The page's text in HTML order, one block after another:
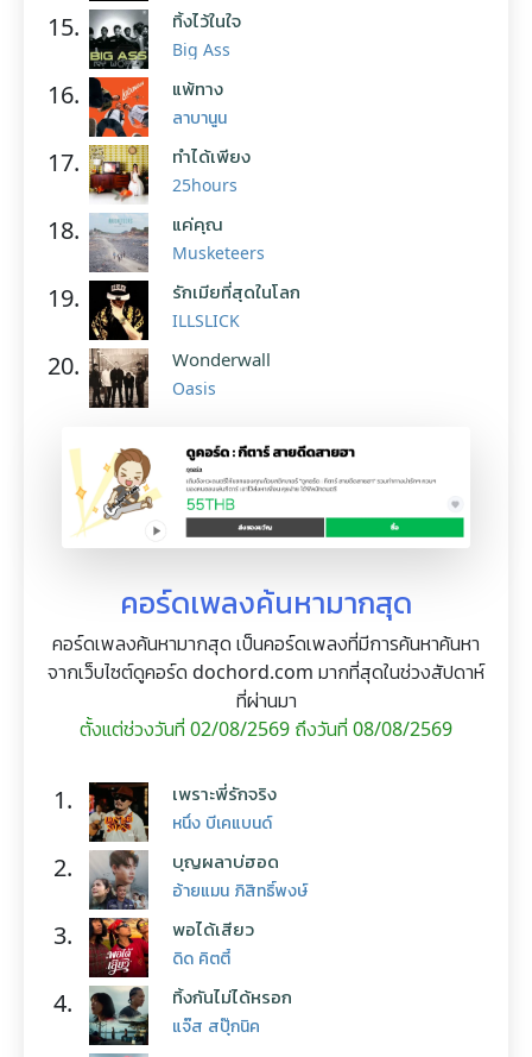
15. ทิ้งไว้ในใจ
Big Ass
16. แพ้ทาง
ลาบานูน
17. ทำได้เพียง
25hours
18. แค่คุณ
Musketeers
19. รักเมียที่สุดในโลก
ILLSLICK
20. Wonderwall
Oasis
คอร์ดเพลงค้นหามากสุด
คอร์ดเพลงค้นหามากสุด เป็นคอร์ดเพลงที่มีการค้นหาค้นหา
จากเว็บไซต์ดูคอร์ด dochord.com มากที่สุดในช่วงสัปดาห์
ที่ผ่านมา
ตั้งแต่ช่วงวันที่ 02/08/2569 ถึงวันที่ 08/08/2569
1. เพราะพี่รักจริง
หนึ่ง บีเคแบนด์
2. บุญผลาบ่ฮอด
อ้ายแมน ภิสิทธิ์พงษ์
3. พอได้เสียว
ดิด คิตตี้
4. ทิ้งกันไม่ได้หรอก
แจ๊ส สปุ๊กนิค